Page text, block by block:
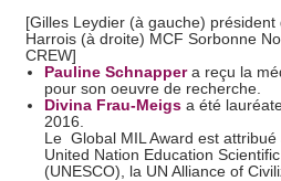
[Gilles Leydier (à gauche) président
Harrois (à droite) MCF Sorbonne
CREW]
Pauline Schnappera reçu la
pour son oeuvre de recherche.
Divina Frau-Meigs a été
2016.
Le Global MIL Award est
United Nation Education
(UNESCO), la UN Alliance of